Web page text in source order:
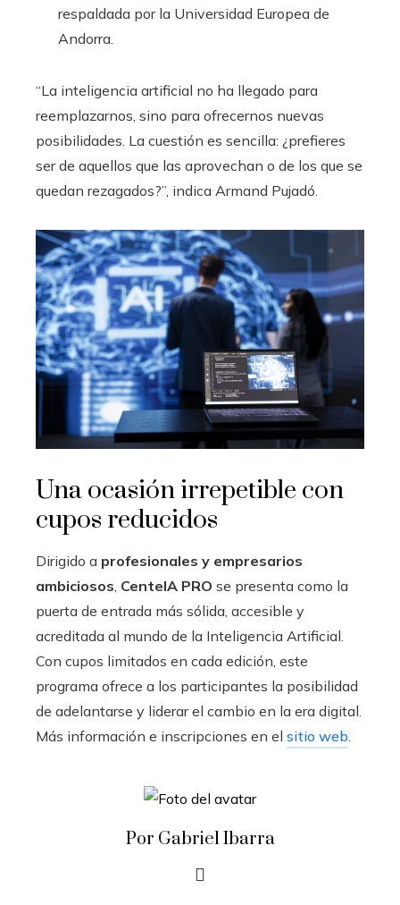
respaldada por la Universidad Europea de
Andorra.
“La inteligencia artificial no ha llegado para
reemplazarnos, sino para ofrecernos nuevas
posibilidades. La cuestión es sencilla: ¿prefieres
ser de aquellos que las aprovechan o de los que se
quedan rezagados?”, indica Armand Pujadó.
Una ocasión irrepetible con
cupos reducidos
Dirigido a profesionales y empresarios
ambiciosos, CenteIA PRO se presenta como la
puerta de entrada más sólida, accesible y
acreditada al mundo de la Inteligencia Artificial.
Con cupos limitados en cada edición, este
programa ofrece a los participantes la posibilidad
de adelantarse y liderar el cambio en la era digital.
Más información e inscripciones en el sitio web.
Por Gabriel Ibarra